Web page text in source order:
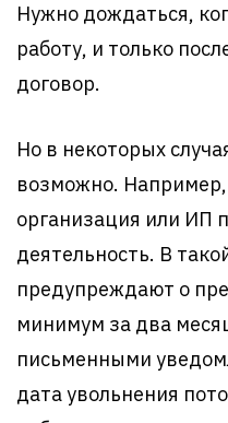
Нужно дождаться,
работу, и только
договор.
Но в некоторых
возможно. Например,
организация или ИП
деятельность. В
предупреждают о
минимум за два
письменными
дата увольнения